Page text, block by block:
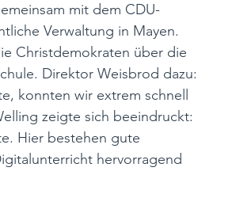
mit dem CDU-
Verwaltung in Mayen.
Christdemokraten über die
Direktor Weisbrod dazu:
konnten wir extrem schnell
zeigte sich beeindruckt:
Hier bestehen gute
hervorragend